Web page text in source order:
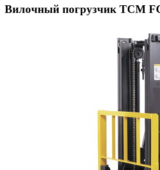
Вилочный погрузчик TCM